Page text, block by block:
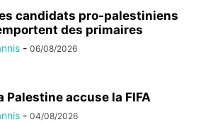
candidats pro-palestiniens
des primaires
- 06/08/2026
Palestine accuse la FIFA
- 04/08/2026